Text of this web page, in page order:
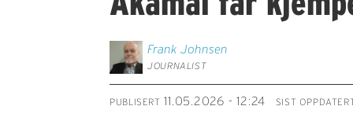
Frank Johnsen
JOURNALIST
PUBLISERT 11.05.2026 - 12:24 SIST